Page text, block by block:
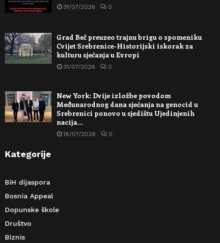
31/07/2026 0
Grad Beč preuzeo trajnu brigu o spomeniku
Cvijet Srebrenice-Historijski iskorak za
kulturu sjećanja u Evropi
31/07/2026 0
New York: Dvije izložbe povodom
Međunarodnog dana sjećanja na genocid u
Srebrenici ponovo u sjedištu Ujedinjenih
nacija…
18/07/2026 0
Kategorije
BiH dijaspora
Bosnia Appeal
Dopunske škole
Društvo
Biznis